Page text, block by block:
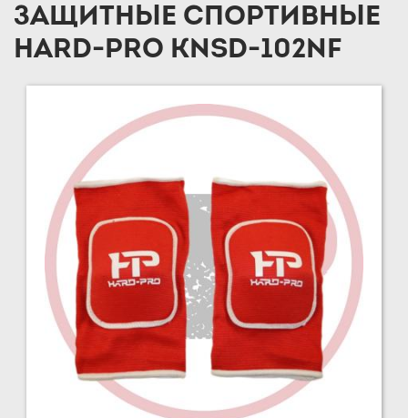
ЗАЩИТНЫЕ СПОРТИВНЫЕ
HARD-PRO KNSD-102NF